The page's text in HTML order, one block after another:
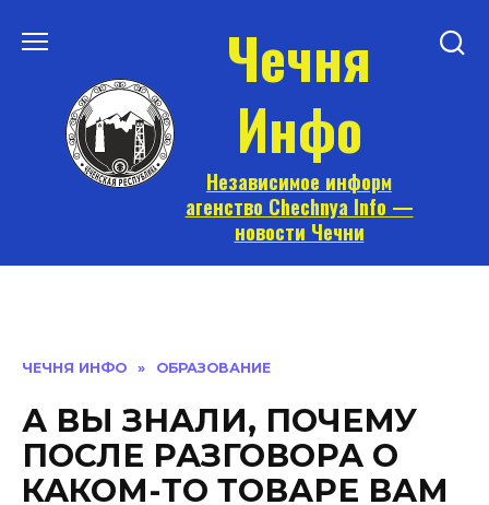
Чечня
Инфо
Независимое информ
агенство Chechnya Info —
новости Чечни
ЧЕЧНЯ ИНФО » ОБРАЗОВАНИЕ
А ВЫ ЗНАЛИ, ПОЧЕМУ
ПОСЛЕ РАЗГОВОРА О
КАКОМ-ТО ТОВАРЕ ВАМ